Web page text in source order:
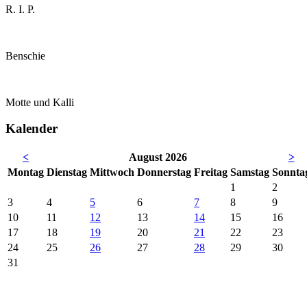
R. I. P.
Benschie
Motte und Kalli
Kalender
< August 2026
>
Montag Dienstag Mittwoch Donnerstag Freitag Samstag So
1
2
3
4 5 6 7 8
9
10
11 12 13 14 15
16
17
18 19 20 21 22
23
24
25 26 27 28 29
30
31